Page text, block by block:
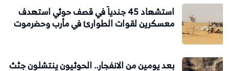
استشهاد 45 جندياً في قصف حوثي استهدف
معسكرين لقوات الطوارئ في مأرب وحضرموت
بعد يومين من الانفجار.. الحوثيون ينتشلون جثث